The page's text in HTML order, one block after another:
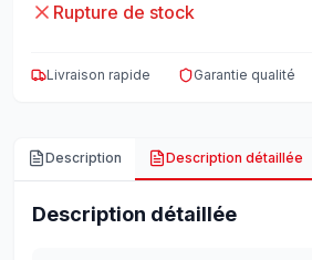
Rupture de stock
Livraison rapide Garantie qualité
Description Description détaillée
Description détaillée